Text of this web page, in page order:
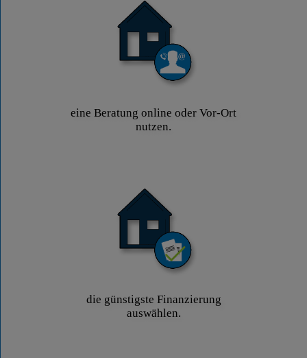
eine Beratung online oder Vor-Ort
nutzen.
die günstigste Finanzierung
auswählen.